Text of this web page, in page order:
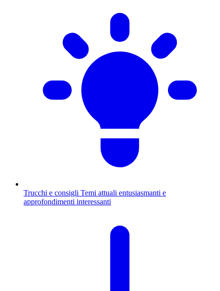
Trucchi e consigli Temi attuali entusiasmanti e
approfondimenti interessanti